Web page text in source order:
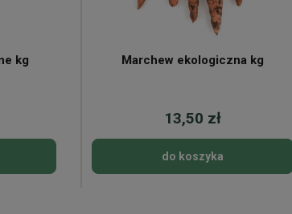
kg Marchew ekologiczna kg
13,50 zł
do koszyka